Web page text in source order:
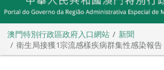
澳門特別行政區政府入口網站
新聞
衛生局接獲1宗流感樣疾病群集性感染報告